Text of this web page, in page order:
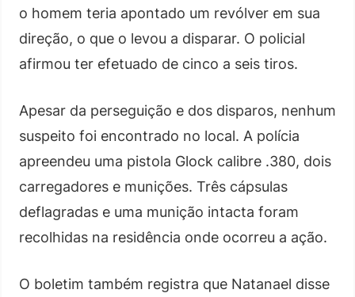
o homem teria apontado um revólver em sua
direção, o que o levou a disparar. O policial
afirmou ter efetuado de cinco a seis tiros.
Apesar da perseguição e dos disparos, nenhum
suspeito foi encontrado no local. A polícia
apreendeu uma pistola Glock calibre .380, dois
carregadores e munições. Três cápsulas
deflagradas e uma munição intacta foram
recolhidas na residência onde ocorreu a ação.
O boletim também registra que Natanael disse